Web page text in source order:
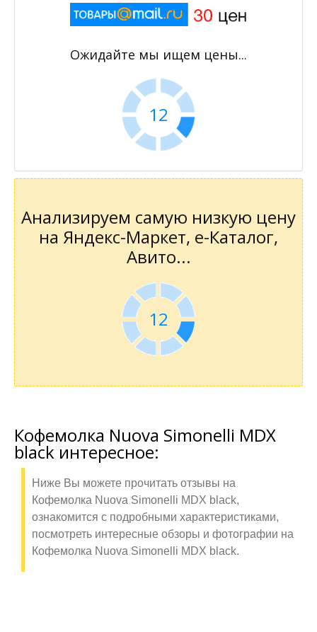
Ожидайте мы ищем цены...
11
Анализируем самую низкую цену
на Яндекс-Маркет, е-Каталог,
Авито...
11
Кофемолка Nuova Simonelli MDX
black интересное:
Ниже Вы можете прочитать отзывы на
Кофемолка Nuova Simonelli MDX black,
ознакомится с подробными характеристиками,
посмотреть интересные обзоры и фотографии на
Кофемолка Nuova Simonelli MDX black.